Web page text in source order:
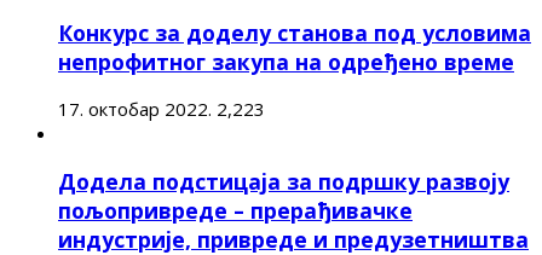
Конкурс за доделу станова под условима
непрофитног закупа на одређено време
17. октобар 2022. 2,223
Додела подстицаја за подршку развоју
пољопривреде – прерађивачке
индустрије, привреде и предузетништва